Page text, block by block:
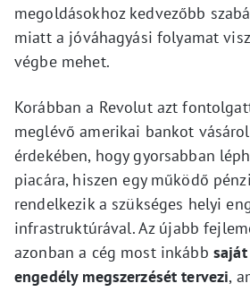
megoldásokhoz kedvezőbb
miatt a jóváhagyási folyamat
végbe mehet.
Korábban a Revolut azt
meglévő amerikai bankot
érdekében, hogy gyorsabban
piacára, hiszen egy működő
rendelkezik a szükséges helyi
infrastruktúrával. Az újabb
azonban a cég most inkább
engedély megszerzését tervezi,